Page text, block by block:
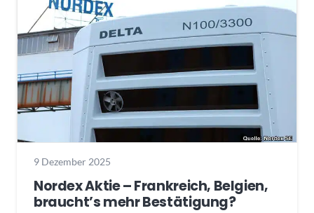
9 Dezember 2025
Nordex Aktie – Frankreich, Belgien,
braucht’s mehr Bestätigung?